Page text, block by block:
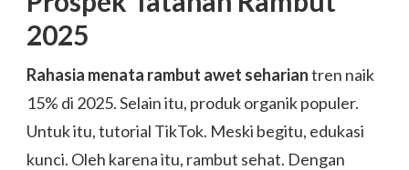
2025
Rahasia menata rambut awet sehariantren naik
15% di 2025. Selain itu, produk organik populer.
Untuk itu, tutorial TikTok. Meski begitu, edukasi
kunci. Oleh karena itu, rambut sehat. Dengan